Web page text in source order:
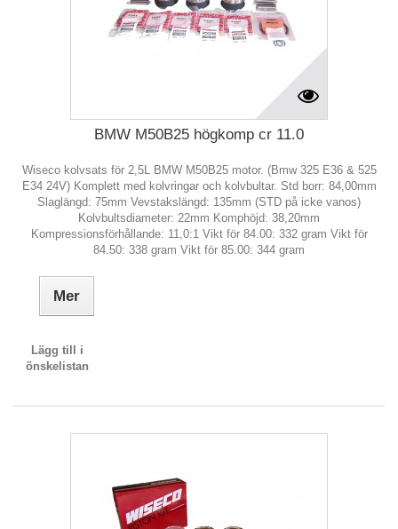
BMW M50B25 högkomp cr 11.0
Wiseco kolvsats för 2,5L BMW M50B25 motor. (Bmw 325 E36 & 525
E34 24V) Komplett med kolvringar och kolvbultar. Std borr: 84,00mm
Slaglängd: 75mm Vevstakslängd: 135mm (STD på icke vanos)
Kolvbultsdiameter: 22mm Komphöjd: 38,20mm
Kompressionsförhållande: 11,0:1 Vikt för 84.00: 332 gram Vikt för
84.50: 338 gram Vikt för 85.00: 344 gram
Mer
Lägg till i
önskelistan